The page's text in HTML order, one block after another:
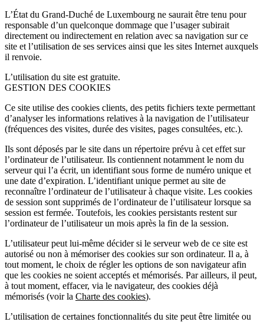
L’État du Grand-Duché de Luxembourg ne saurait être tenu pour
responsable d’un quelconque dommage que l’usager subirait
directement ou indirectement en relation avec sa navigation sur ce
site et l’utilisation de ses services ainsi que les sites Internet auxquels
il renvoie.
L’utilisation du site est gratuite.
GESTION DES COOKIES
Ce site utilise des cookies clients, des petits fichiers texte permettant
d’analyser les informations relatives à la navigation de l’utilisateur
(fréquences des visites, durée des visites, pages consultées, etc.).
Ils sont déposés par le site dans un répertoire prévu à cet effet sur
l’ordinateur de l’utilisateur. Ils contiennent notamment le nom du
serveur qui l’a écrit, un identifiant sous forme de numéro unique et
une date d’expiration. L’identifiant unique permet au site de
reconnaître l’ordinateur de l’utilisateur à chaque visite. Les cookies
de session sont supprimés de l’ordinateur de l’utilisateur lorsque sa
session est fermée. Toutefois, les cookies persistants restent sur
l’ordinateur de l’utilisateur un mois après la fin de la session.
L’utilisateur peut lui-même décider si le serveur web de ce site est
autorisé ou non à mémoriser des cookies sur son ordinateur. Il a, à
tout moment, le choix de régler les options de son navigateur afin
que les cookies ne soient acceptés et mémorisés. Par ailleurs, il peut,
à tout moment, effacer, via le navigateur, des cookies déjà
mémorisés (voir la Charte des cookies).
L’utilisation de certaines fonctionnalités du site peut être limitée ou